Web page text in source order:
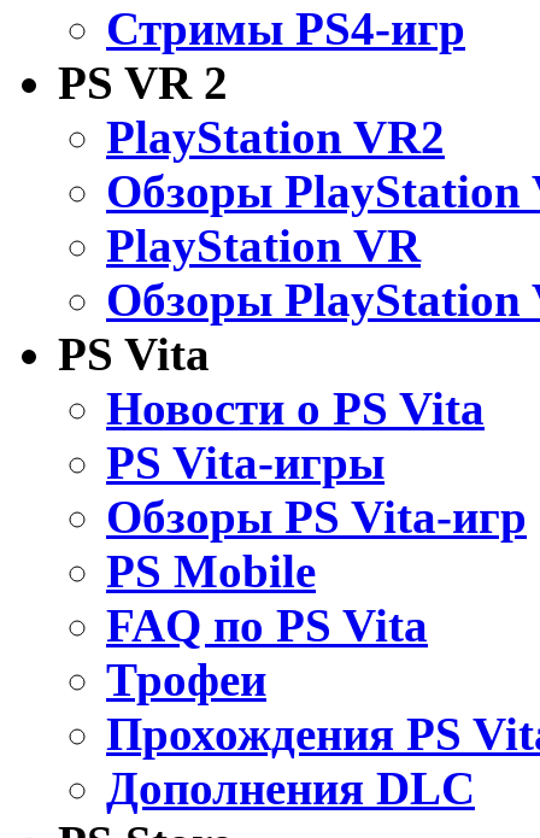
Стримы PS4-игр
PS VR 2
PlayStation VR2
Обзоры PlayStation
PlayStation VR
Обзоры PlayStation
PS Vita
Новости о PS Vita
PS Vita-игры
Обзоры PS Vita-игр
PS Mobile
FAQ по PS Vita
Трофеи
Прохождения PS
Дополнения DLC